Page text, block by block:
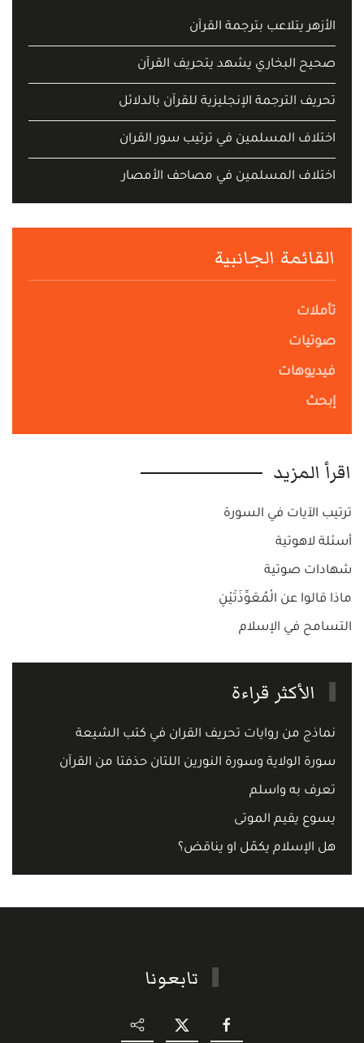
الأزهر يتلاعب بترجمة القرآن
صحيح البخاري يشهد يتحريف القرآن
تحريف الترجمة الإنجليزية للقرآن بالدلائل
اختلاف المسلمين في ترتيب سور القران
اختلاف المسلمين في مصاحف الأمصار
القائمة الجانبية
تأملات
صوتيات
فيديوهات
إبحث
اقرأ المزيد
ترتيب الآيات في السورة
أسئلة لاهوتية
شهادات صوتية
ماذا قالوا عن الْمُعَوِّذَتَيْنِ
التسامح في الإسلام
الأكثر قراءة
نماذج من روايات تحريف القران في كتب الشيعة
سورة الولاية وسورة النورين اللتان حذفتا من القرآن
تعرف به واسلم
يسوع يقيم الموتى
هل الإسلام يكمّل او يناقض؟
تابعونا